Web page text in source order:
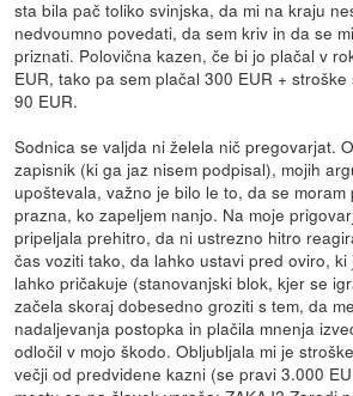
sta bila pač toliko svinjska, da mi na kraju
nedvoumno povedati, da sem kriv in da se
priznati. Polovična kazen, če bi jo plačal v
EUR, tako pa sem plačal 300 EUR +
90 EUR.
Sodnica se valjda ni želela nič pregovarjat.
zapisnik (ki ga jaz nisem podpisal), mojih
upoštevala, važno je bilo le to, da se
prazna, ko zapeljem nanjo. Na moje
pripeljala prehitro, da ni ustrezno hitro
čas voziti tako, da lahko ustavi pred oviro,
lahko pričakuje (stanovanjski blok, kjer se
začela skoraj dobesedno groziti s tem, da
nadaljevanja postopka in plačila mnenja
odločil v mojo škodo. Obljubljala mi je
večji od predvidene kazni (se pravi 3.000